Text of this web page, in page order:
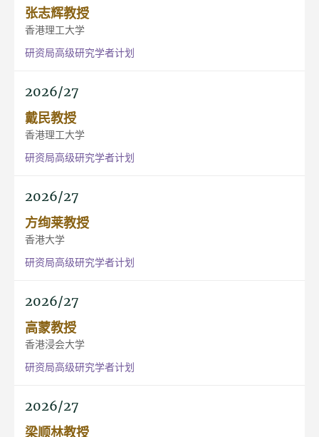
张志辉教授
香港理工大学
研资局高级研究学者计划
2026/27
戴民教授
香港理工大学
研资局高级研究学者计划
2026/27
方绚莱教授
香港大学
研资局高级研究学者计划
2026/27
高蒙教授
香港浸会大学
研资局高级研究学者计划
2026/27
梁顺林教授